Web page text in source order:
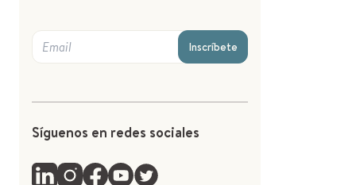
Inscríbete
Síguenos en redes sociales